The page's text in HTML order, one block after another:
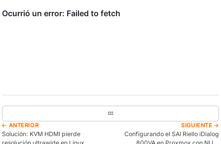
ANTERIOR
Solución: KVM HDMI pierde
SIGUIENTE
Configurando el SAI Riello iDialog